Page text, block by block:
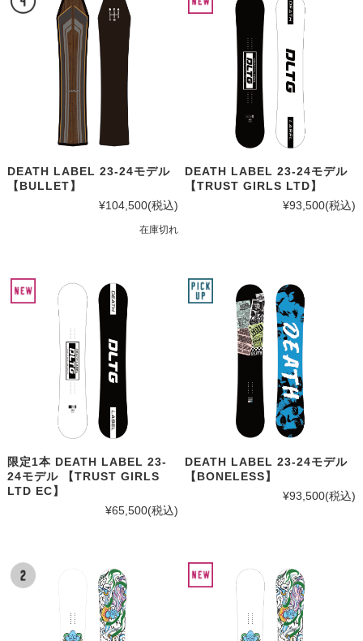
DEATH LABEL 23-24モデル
【BULLET】
¥104,500(税込)
在庫切れ
DEATH LABEL 23-24モデル
【TRUST GIRLS LTD】
¥93,500(税込)
限定1本 DEATH LABEL 23-
24モデル 【TRUST GIRLS
LTD EC】
¥65,500(税込)
DEATH LABEL 23-24モデル
【BONELESS】
¥93,500(税込)